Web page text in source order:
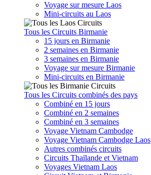
Voyage sur mesure Laos
Mini-circuits au Laos
Tous les Circuits Birmanie
15 jours en Birmanie
2 semaines en Birmanie
3 semaines en Birmanie
Voyage sur mesure Birmanie
Mini-circuits en Birmanie
Tous les Circuits combinés des pays
Combiné en 15 jours
Combiné en 2 semaines
Combiné en 3 semaines
Voyage Vietnam Cambodge
Voyage Vietnam Cambodge Laos
Autres combinés circuits
Circuits Thaïlande et Vietnam
Voyages Vietnam Laos